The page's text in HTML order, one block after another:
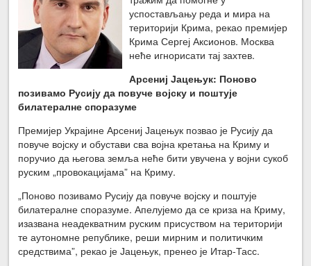
успостављању реда и мира на
територији Крима, рекао премијер
Крима Сергеј Аксионов. Москва
неће игнорисати тај захтев.
Арсениј Јацењук: Поново
позивамо Русију да повуче војску и поштује
билатералне споразуме
Премијер Украјине Арсениј Јацењук позвао је Русију да
повуче војску и обустави сва војна кретања на Криму и
поручио да његова земља неће бити увучена у војни сукоб
руским „провокацијама” на Криму.
„Поново позивамо Русију да повуче војску и поштује
билатералне споразуме. Апелујемо да се криза на Криму,
изазвана неадекватним руским присуством на територији
те аутономне републике, реши мирним и политичким
средствима”, рекао је Јацењук, пренео је Итар-Тасс.